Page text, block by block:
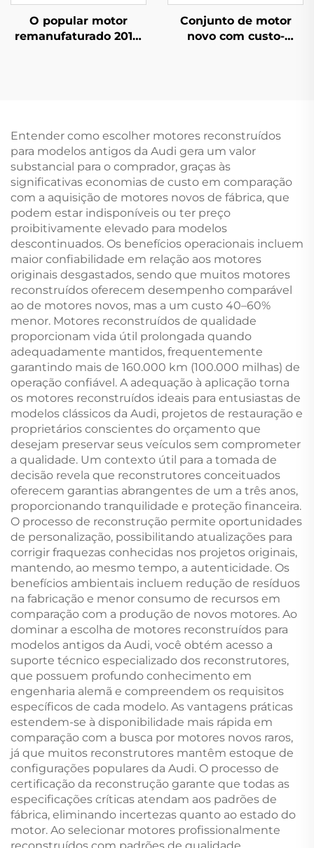
O popular motor
remanufaturado 2012-
Conjunto de motor
novo com custo-
Entender como escolher motores reconstruídos
para modelos antigos da Audi gera um valor
substancial para o comprador, graças às
significativas economias de custo em comparação
com a aquisição de motores novos de fábrica, que
podem estar indisponíveis ou ter preço
proibitivamente elevado para modelos
descontinuados. Os benefícios operacionais incluem
maior confiabilidade em relação aos motores
originais desgastados, sendo que muitos motores
reconstruídos oferecem desempenho comparável
ao de motores novos, mas a um custo 40–60%
menor. Motores reconstruídos de qualidade
proporcionam vida útil prolongada quando
adequadamente mantidos, frequentemente
garantindo mais de 160.000 km (100.000 milhas) de
operação confiável. A adequação à aplicação torna
os motores reconstruídos ideais para entusiastas de
modelos clássicos da Audi, projetos de restauração e
proprietários conscientes do orçamento que
desejam preservar seus veículos sem comprometer
a qualidade. Um contexto útil para a tomada de
decisão revela que reconstrutores conceituados
oferecem garantias abrangentes de um a três anos,
proporcionando tranquilidade e proteção financeira.
O processo de reconstrução permite oportunidades
de personalização, possibilitando atualizações para
corrigir fraquezas conhecidas nos projetos originais,
mantendo, ao mesmo tempo, a autenticidade. Os
benefícios ambientais incluem redução de resíduos
na fabricação e menor consumo de recursos em
comparação com a produção de novos motores. Ao
dominar a escolha de motores reconstruídos para
modelos antigos da Audi, você obtém acesso a
suporte técnico especializado dos reconstrutores,
que possuem profundo conhecimento em
engenharia alemã e compreendem os requisitos
específicos de cada modelo. As vantagens práticas
estendem-se à disponibilidade mais rápida em
comparação com a busca por motores novos raros,
já que muitos reconstrutores mantêm estoque de
configurações populares da Audi. O processo de
certificação da reconstrução garante que todas as
especificações críticas atendam aos padrões de
fábrica, eliminando incertezas quanto ao estado do
motor. Ao selecionar motores profissionalmente